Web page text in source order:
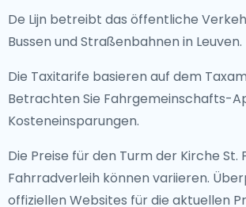
De Lijn betreibt das öffentliche
Bussen und Straßenbahnen in Leuven.
Die Taxitarife basieren auf dem
Betrachten Sie Fahrgemeinschafts-
Kosteneinsparungen.
Die Preise für den Turm der Kirche St.
Fahrradverleih können variieren.
offiziellen Websites für die aktuellen